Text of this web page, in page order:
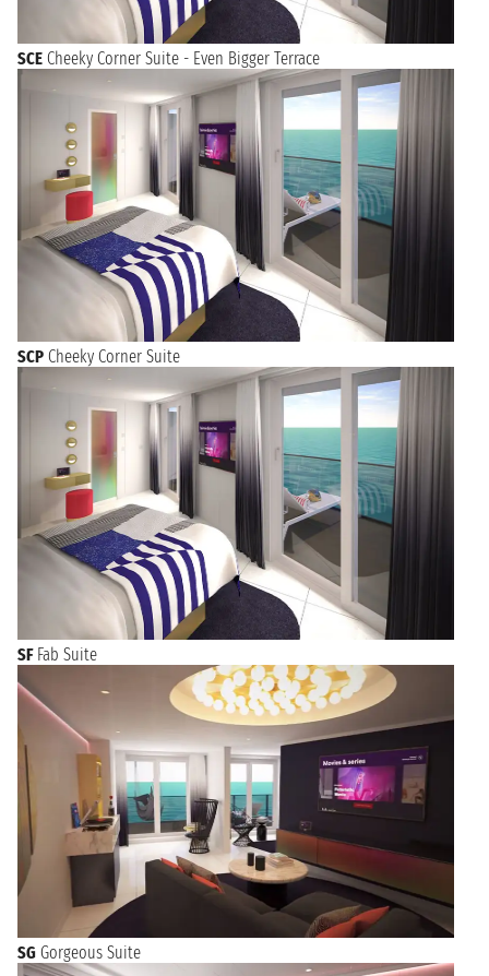
SCE Cheeky Corner Suite - Even Bigger Terrace
SCP Cheeky Corner Suite
SF Fab Suite
SG Gorgeous Suite